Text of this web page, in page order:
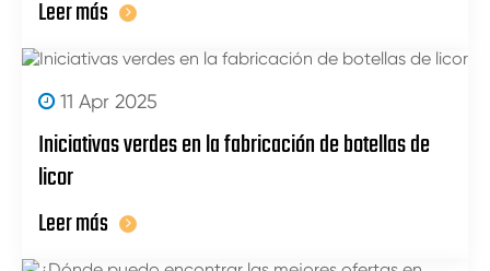
Leer más
11 Apr 2025
Iniciativas verdes en la fabricación de botellas de
licor
Leer más